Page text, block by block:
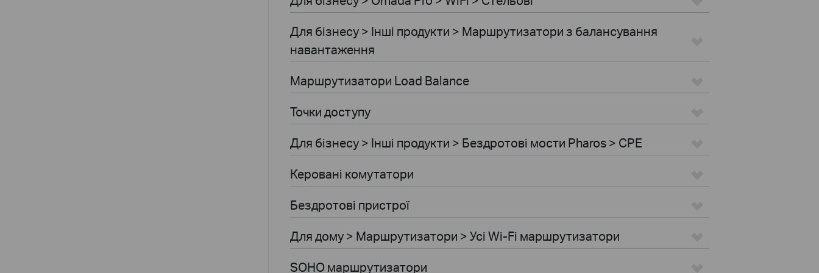
Для бiзнесу > Інші продукти > Маршрутизатори з балансування
навантаження
Маршрутизатори Load Balance
Точки доступу
Для бiзнесу > Інші продукти > Бездротові мости Pharos > CPE
Керовані комутатори
Бездротові пристрої
Для дому > Маршрутизатори > Усі Wi-Fi маршрутизатори
SOHO маршрутизатори